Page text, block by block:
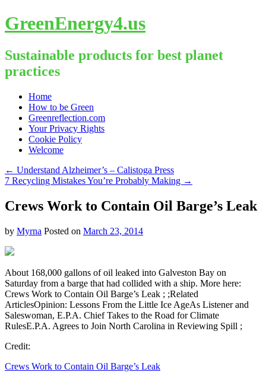
GreenEnergy4.us
Sustainable products for best planet
practices
Skip
content
Home
How to be Green
Greenreflection.com
Your Privacy Rights
Cookie Policy
Welcome
← Understand Alzheimer’s – Calistoga Press
7 Recycling Mistakes You’re Probably Making →
Crews Work to Contain Oil Barge’s Leak
by Myrna Posted on March 23, 2014
About 168,000 gallons of oil leaked into Galveston Bay on
Saturday from a barge that had collided with a ship. More here:
Crews Work to Contain Oil Barge’s Leak ; ;Related
ArticlesOpinion: Lessons From the Little Ice AgeAs Listener and
Saleswoman, E.P.A. Chief Takes to the Road for Climate
RulesE.P.A. Agrees to Join North Carolina in Reviewing Spill ;
Credit:
Crews Work to Contain Oil Barge’s Leak